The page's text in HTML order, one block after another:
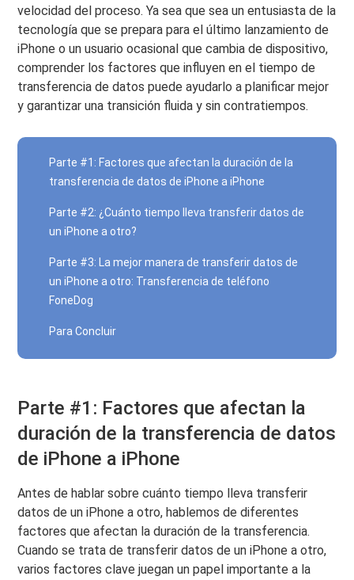
velocidad del proceso. Ya sea que sea un entusiasta de la
tecnología que se prepara para el último lanzamiento de
iPhone o un usuario ocasional que cambia de dispositivo,
comprender los factores que influyen en el tiempo de
transferencia de datos puede ayudarlo a planificar mejor
y garantizar una transición fluida y sin contratiempos.
Parte #1: Factores que afectan la duración de la
transferencia de datos de iPhone a iPhone
Parte #2: ¿Cuánto tiempo lleva transferir datos de
un iPhone a otro?
Parte #3: La mejor manera de transferir datos de
un iPhone a otro: Transferencia de teléfono
FoneDog
Para Concluir
Parte #1: Factores que afectan la
duración de la transferencia de datos
de iPhone a iPhone
Antes de hablar sobre cuánto tiempo lleva transferir
datos de un iPhone a otro, hablemos de diferentes
factores que afectan la duración de la transferencia.
Cuando se trata de transferir datos de un iPhone a otro,
varios factores clave juegan un papel importante a la